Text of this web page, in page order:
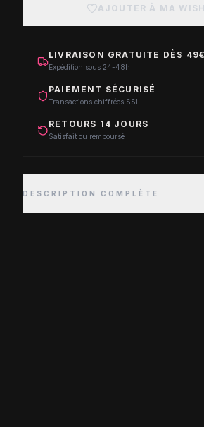
AJOUTER À MA
LIVRAISON GRATUITE DÈS 49€
Expédition sous 24-48h
PAIEMENT SÉCURISÉ
Transactions chiffrées SSL
RETOURS 14 JOURS
Satisfait ou remboursé
DESCRIPTION COMPLÈTE